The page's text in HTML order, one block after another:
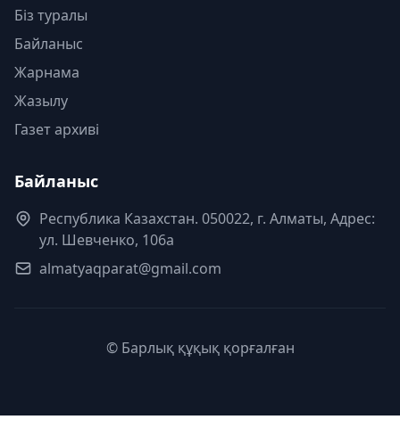
Біз туралы
Байланыс
Жарнама
Жазылу
Газет архиві
Байланыс
Республика Казахстан. 050022, г. Алматы, Адрес:
ул. Шевченко, 106а
almatyaqparat@gmail.com
© Барлық құқық қорғалған